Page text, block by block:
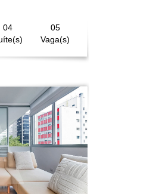
04
05
Vaga(s)